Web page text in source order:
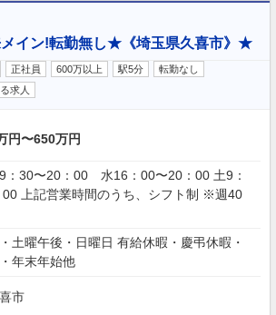
イン!転勤無し★《埼玉県久喜市》★
正社員 600万以上 駅5分
転勤なし
求人
円〜650万円
：30〜20：00 水16：00〜20：00 土9：
制 ※週40
後・日曜日 有給休暇・慶弔休暇・
年末年始他
市